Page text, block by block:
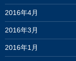
2016年4月
2016年3月
2016年1月